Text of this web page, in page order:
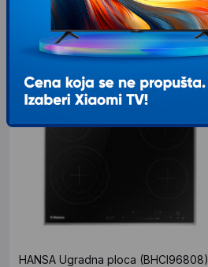
sa 15% popusta
Slični proizvodi
HANSA Ugradna ploca (BHCI96808)